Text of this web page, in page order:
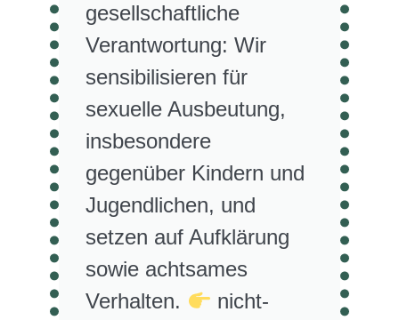
gesellschaftliche
Verantwortung: Wir
sensibilisieren für
sexuelle Ausbeutung,
insbesondere
gegenüber Kindern und
Jugendlichen, und
setzen auf Aufklärung
sowie achtsames
Verhalten.
nicht-